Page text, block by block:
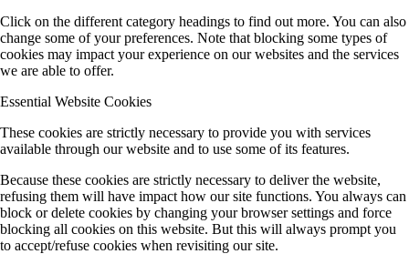
Click on the different category headings to find out more. You can also
change some of your preferences. Note that blocking some types of
cookies may impact your experience on our websites and the services
we are able to offer.
Essential Website Cookies
These cookies are strictly necessary to provide you with services
available through our website and to use some of its features.
Because these cookies are strictly necessary to deliver the website,
refusing them will have impact how our site functions. You always can
block or delete cookies by changing your browser settings and force
blocking all cookies on this website. But this will always prompt you
to accept/refuse cookies when revisiting our site.